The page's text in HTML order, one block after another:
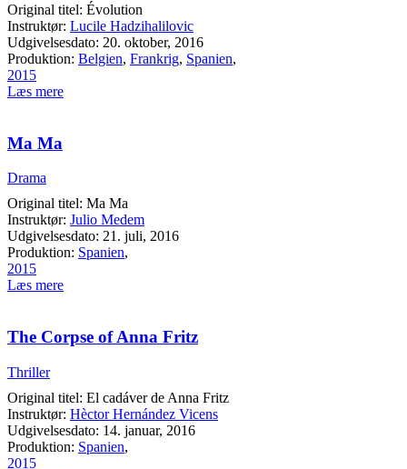
Original titel: Évolution
Instruktør: Lucile Hadzihalilovic
Udgivelsesdato: 20. oktober, 2016
Produktion: Belgien, Frankrig, Spanien,
2015
Læs mere
Ma Ma
Drama
Original titel: Ma Ma
Instruktør: Julio Medem
Udgivelsesdato: 21. juli, 2016
Produktion: Spanien,
2015
Læs mere
The Corpse of Anna Fritz
Thriller
Original titel: El cadáver de Anna Fritz
Instruktør: Hèctor Hernández Vicens
Udgivelsesdato: 14. januar, 2016
Produktion: Spanien,
2015